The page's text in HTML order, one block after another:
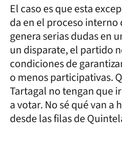
El caso es que esta
da en el proceso
genera serias dudas en
un disparate, el partido
condiciones de
o menos participativas.
Tartagal no tengan que
a votar. No sé qué van a
desde las filas de